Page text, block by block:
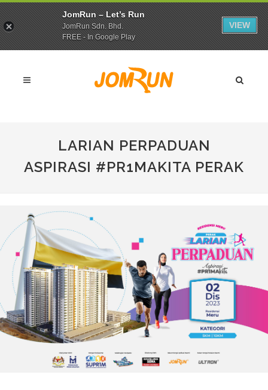
LARIAN PERPADUAN
ASPIRASI #PR1MAKITA PERAK
JomRun – Let’s Run
JomRun Sdn. Bhd.
FREE - In Google Play
VIEW